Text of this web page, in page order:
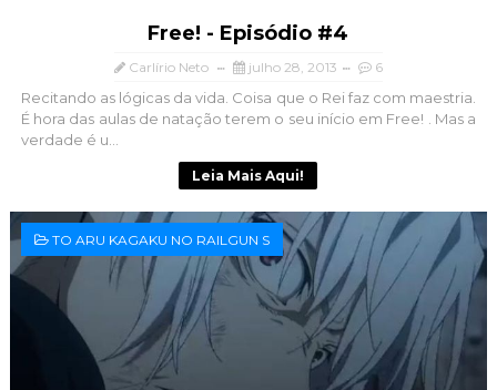
Free! - Episódio #4
Carlírio Neto julho 28, 2013 6
Recitando as lógicas da vida. Coisa que o Rei faz com maestria.
É hora das aulas de natação terem o seu início em Free! . Mas a
verdade é u...
Leia Mais Aqui!
TO ARU KAGAKU NO RAILGUN S